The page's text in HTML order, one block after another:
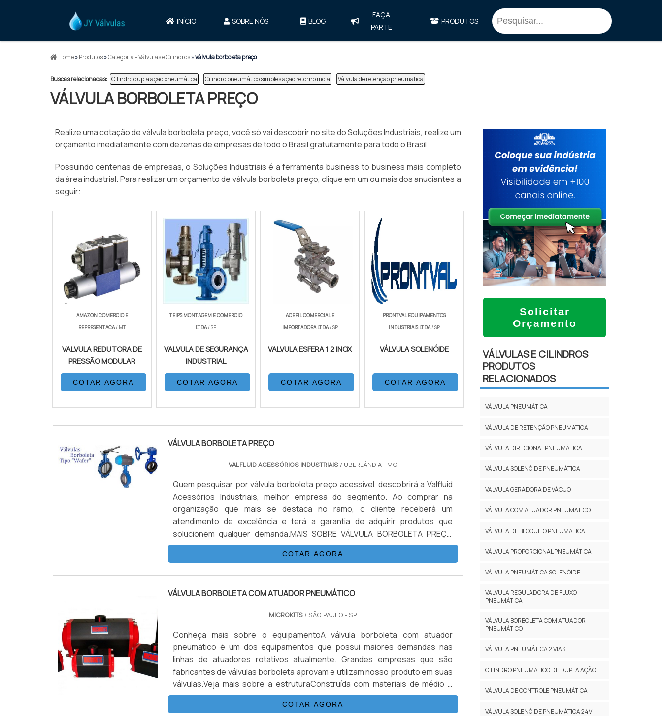
INÍCIO SOBRE NÓS BLOG
FAÇA
PARTE
PRODUTOS
Home»Produtos»Categoria - Válvulas e Cilindros»válvula borboleta preço
Buscas relacionadas: Cilindro dupla ação pneumática Cilindro pneumático simples ação retorno mola Válvula de retenção pneumatica
VÁLVULA BORBOLETA PREÇO
Realize uma cotação de válvula borboleta preço, você só vai descobrir no site do Soluções Industriais, realize um
orçamento imediatamente com dezenas de empresas de todo o Brasil gratuitamente para todo o Brasil
Possuindo centenas de empresas, o Soluções Industriais é a ferramenta business to business mais completo
da área industrial. Para realizar um orçamento de válvula borboleta preço, clique em um ou mais dos anuciantes a
seguir:
AMAZON COMERCIO E
REPRESENTACA/ MT
VALVULA REDUTORA DE
PRESSÃO MODULAR
COTAR AGORA
TEIPS MONTAGEM E COMERCIO
LTDA/ SP
VALVULA DE SEGURANÇA
INDUSTRIAL
COTAR AGORA
ACEPIL COMERCIAL E
IMPORTADORA LTDA/ SP
VALVULA ESFERA 1 2 INOX
COTAR AGORA
PRONTVAL EQUIPAMENTOS
INDUSTRIAIS LTDA/ SP
VÁLVULA SOLENÓIDE
COTAR AGORA
VÁLVULA BORBOLETA PREÇO
VALFLUID ACESSÓRIOS INDUSTRIAIS / UBERLÂNDIA - MG
Quem pesquisar por válvula borboleta preço acessível, descobrirá a Valfluid
Acessórios Industriais, melhor empresa do segmento. Ao comprar na
organização que mais se destaca no ramo, o cliente receberá um
atendimento de excelência e terá a garantia de adquirir produtos que
solucionem qualquer demanda.MAIS SOBRE VÁLVULA BORBOLETA PREÇO
JUSTOQuem quer achar válvula borboleta preço acessível em uma empresa
inovadora, vai até o site da Valf...COTAR AGORA
VÁLVULA BORBOLETA COM ATUADOR PNEUMÁTICO
MICROKITS / SÃO PAULO - SP
Conheça mais sobre o equipamentoA válvula borboleta com atuador
pneumático é um dos equipamentos que possui maiores demandas nas
linhas de atuadores rotativos atualmente. Grandes empresas que são
fabricantes de válvulas borboleta aprovam e utilizam nosso produto em suas
válvulas.Veja mais sobre a estruturaConstruída com materiais de médio e
baixo custo a válvula tipo borboleta com atuador pneumático possui em sua
COTAR AGORA
Solicitar
Orçamento
VÁLVULAS E CILINDROS
PRODUTOS
RELACIONADOS
VÁLVULA PNEUMÁTICA
VÁLVULA DE RETENÇÃO PNEUMATICA
VÁLVULA DIRECIONAL PNEUMÁTICA
VÁLVULA SOLENÓIDE PNEUMÁTICA
VALVULA GERADORA DE VÁCUO
VÁLVULA COM ATUADOR PNEUMATICO
VÁLVULA DE BLOQUEIO PNEUMATICA
VÁLVULA PROPORCIONAL PNEUMÁTICA
VÁLVULA PNEUMÁTICA SOLENÓIDE
VALVULA REGULADORA DE FLUXO
PNEUMÁTICA
VÁLVULA BORBOLETA COM ATUADOR
PNEUMÁTICO
VÁLVULA PNEUMÁTICA 2 VIAS
CILINDRO PNEUMÁTICO DE DUPLA AÇÃO
VÁLVULA DE CONTROLE PNEUMÁTICA
VÁLVULA SOLENÓIDE PNEUMÁTICA 24V